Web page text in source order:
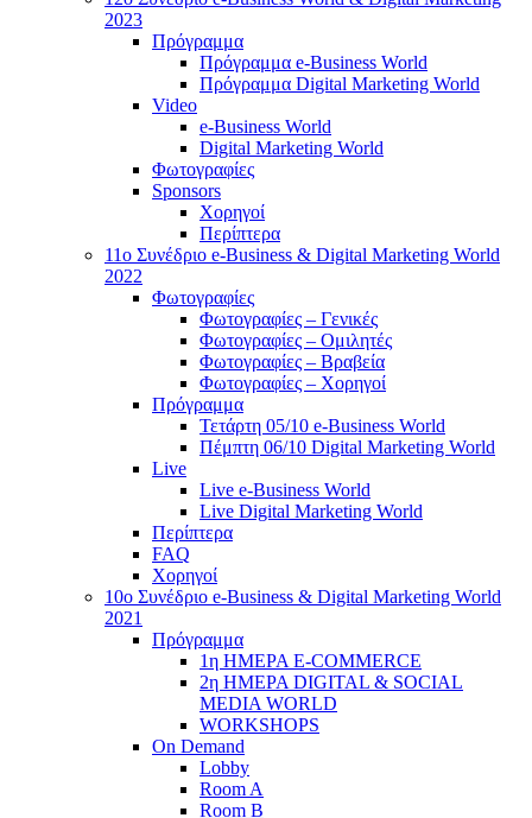
2023
Πρόγραμμα
Πρόγραμμα e-Business World
Πρόγραμμα Digital Marketing World
Video
e-Business World
Digital Marketing World
Φωτογραφίες
Sponsors
Χορηγοί
Περίπτερα
11ο Συνέδριο e-Business & Digital Marketing World
2022
Φωτογραφίες
Φωτογραφίες – Γενικές
Φωτογραφίες – Ομιλητές
Φωτογραφίες – Βραβεία
Φωτογραφίες – Χορηγοί
Πρόγραμμα
Τετάρτη 05/10 e-Business World
Πέμπτη 06/10 Digital Marketing World
Live
Live e-Business World
Live Digital Marketing World
Περίπτερα
FAQ
Χορηγοί
10o Συνέδριο e-Business & Digital Marketing World
2021
Πρόγραμμα
1η ΗΜΕΡΑ E-COMMERCE
2η ΗΜΕΡΑ DIGITAL & SOCIAL
MEDIA WORLD
WORKSHOPS
On Demand
Lobby
Room A
Room B